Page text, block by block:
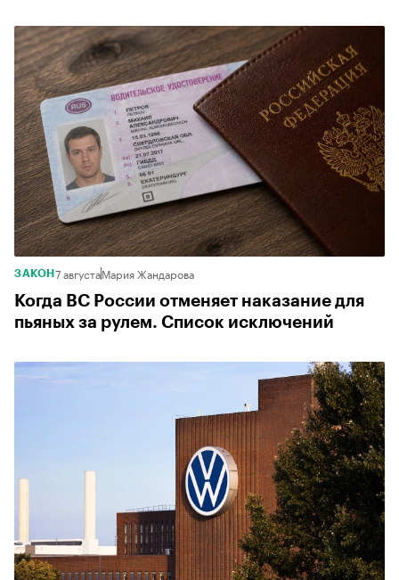
ЗАКОН 7 августаМария Жандарова
Когда ВС России отменяет наказание для
пьяных за рулем. Список исключений